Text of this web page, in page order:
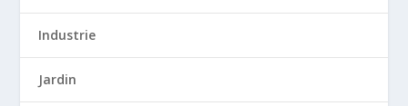
Industrie
Jardin